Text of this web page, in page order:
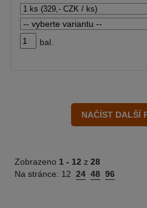
bal.
Zobrazeno 1 - 12 z 28
Na stránce: 12 24 48 96